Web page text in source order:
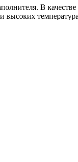
В
высоких